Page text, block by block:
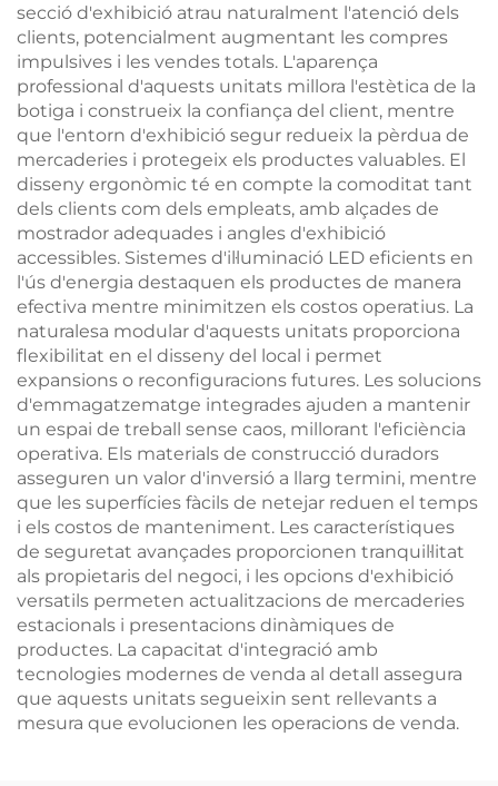
secció d'exhibició atrau naturalment l'atenció dels
clients, potencialment augmentant les compres
impulsives i les vendes totals. L'aparença
professional d'aquests unitats millora l'estètica de la
botiga i construeix la confiança del client, mentre
que l'entorn d'exhibició segur redueix la pèrdua de
mercaderies i protegeix els productes valuables. El
disseny ergonòmic té en compte la comoditat tant
dels clients com dels empleats, amb alçades de
mostrador adequades i angles d'exhibició
accessibles. Sistemes d'il·luminació LED eficients en
l'ús d'energia destaquen els productes de manera
efectiva mentre minimitzen els costos operatius. La
naturalesa modular d'aquests unitats proporciona
flexibilitat en el disseny del local i permet
expansions o reconfiguracions futures. Les solucions
d'emmagatzematge integrades ajuden a mantenir
un espai de treball sense caos, millorant l'eficiència
operativa. Els materials de construcció duradors
asseguren un valor d'inversió a llarg termini, mentre
que les superfícies fàcils de netejar reduen el temps
i els costos de manteniment. Les característiques
de seguretat avançades proporcionen tranquil·litat
als propietaris del negoci, i les opcions d'exhibició
versatils permeten actualitzacions de mercaderies
estacionals i presentacions dinàmiques de
productes. La capacitat d'integració amb
tecnologies modernes de venda al detall assegura
que aquests unitats segueixin sent rellevants a
mesura que evolucionen les operacions de venda.